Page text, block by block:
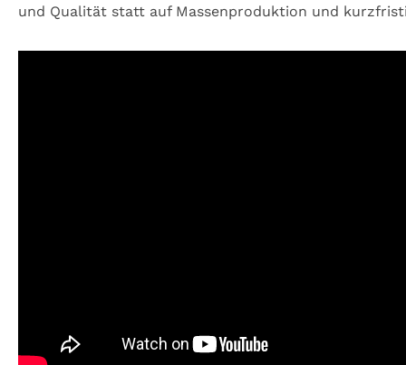
und Qualität statt auf Massenproduktion und